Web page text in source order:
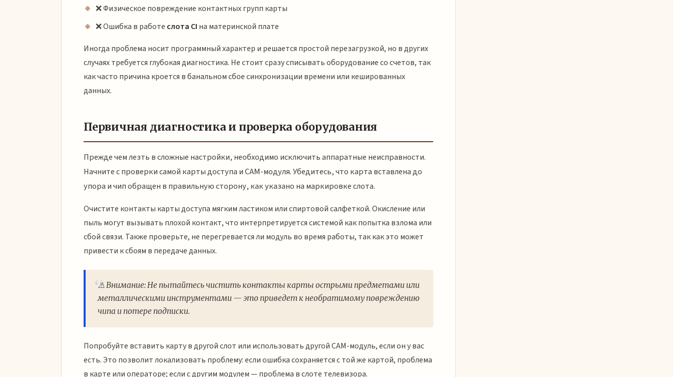
❌ Физическое повреждение контактных групп карты
❌ Ошибка в работе слота CI на материнской плате
Иногда проблема носит программный характер и решается простой перезагрузкой, но в других
случаях требуется глубокая диагностика. Не стоит сразу списывать оборудование со счетов, так
как часто причина кроется в банальном сбое синхронизации времени или кешированных
данных.
Первичная диагностика и проверка оборудования
Прежде чем лезть в сложные настройки, необходимо исключить аппаратные неисправности.
Начните с проверки самой карты доступа и CAM-модуля. Убедитесь, что карта вставлена до
упора и чип обращен в правильную сторону, как указано на маркировке слота.
Очистите контакты карты доступа мягким ластиком или спиртовой салфеткой. Окисление или
пыль могут вызывать плохой контакт, что интерпретируется системой как попытка взлома или
сбой связи. Также проверьте, не перегревается ли модуль во время работы, так как это может
привести к сбоям в передаче данных.
⚠️ Внимание: Не пытайтесь чистить контакты карты острыми предметами или
металлическими инструментами — это приведет к необратимому повреждению
чипа и потере подписки.
Попробуйте вставить карту в другой слот или использовать другой CAM-модуль, если он у вас
есть. Это позволит локализовать проблему: если ошибка сохраняется с той же картой, проблема
в карте или операторе; если с другим модулем — проблема в слоте телевизора.